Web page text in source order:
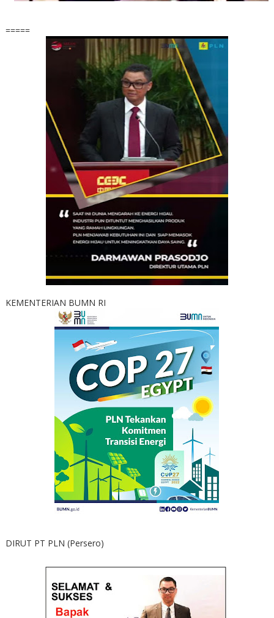
=====
KEMENTERIAN BUMN RI
DIRUT PT PLN (Persero)